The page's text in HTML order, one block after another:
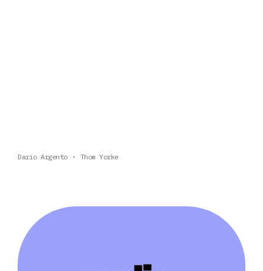
Dario Argento Thom Yorke